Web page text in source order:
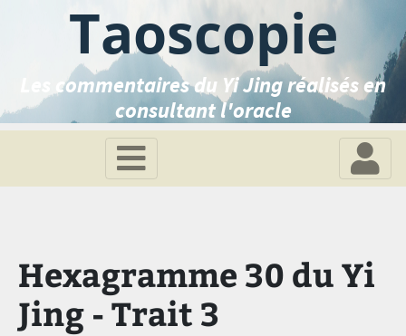
Taoscopie
Les commentaires du Yi Jing réalisés en
consultant l'oracle
Hexagramme 30 du Yi
Jing - Trait 3